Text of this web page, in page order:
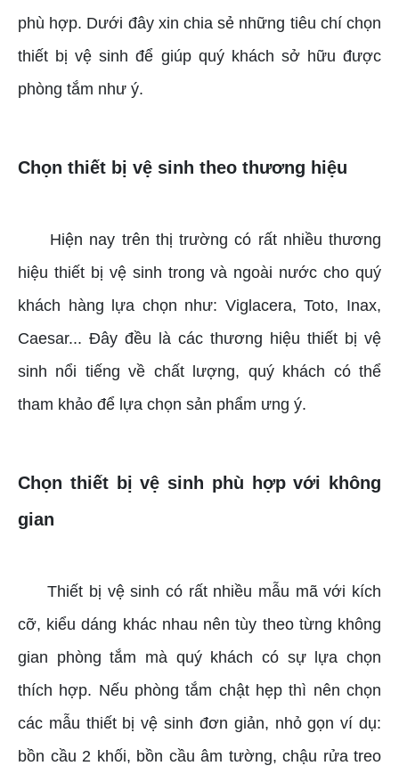
phù hợp. Dưới đây xin chia sẻ những tiêu chí chọn
thiết bị vệ sinh để giúp quý khách sở hữu được
phòng tắm như ý.
Chọn thiết bị vệ sinh theo thương hiệu
Hiện nay trên thị trường có rất nhiều thương
hiệu thiết bị vệ sinh trong và ngoài nước cho quý
khách hàng lựa chọn như: Viglacera, Toto, Inax,
Caesar... Đây đều là các thương hiệu thiết bị vệ
sinh nổi tiếng về chất lượng, quý khách có thể
tham khảo để lựa chọn sản phẩm ưng ý.
Chọn thiết bị vệ sinh phù hợp với không
gian
Thiết bị vệ sinh có rất nhiều mẫu mã với kích
cỡ, kiểu dáng khác nhau nên tùy theo từng không
gian phòng tắm mà quý khách có sự lựa chọn
thích hợp. Nếu phòng tắm chật hẹp thì nên chọn
các mẫu thiết bị vệ sinh đơn giản, nhỏ gọn ví dụ:
bồn cầu 2 khối, bồn cầu âm tường, chậu rửa treo